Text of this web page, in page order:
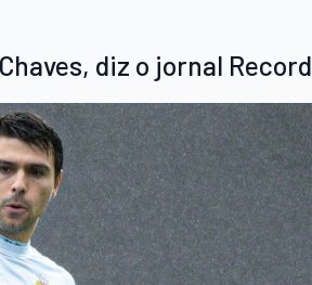
diz o jornal Record